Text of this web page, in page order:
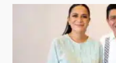
de
animal
16 julio 2026
Detienen